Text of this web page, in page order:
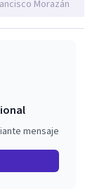
Morazán
mensaje